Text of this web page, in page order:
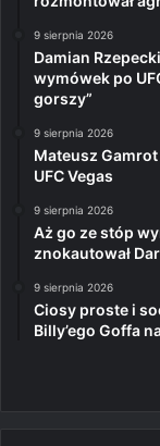
9 sierpnia 2026
Damian
wymówek po
gorszy”
9 sierpnia 2026
Mateusz
UFC Vegas
9 sierpnia 2026
Aż go ze stóp
znokautował
9 sierpnia 2026
Ciosy proste i
Billy’ego Goffa